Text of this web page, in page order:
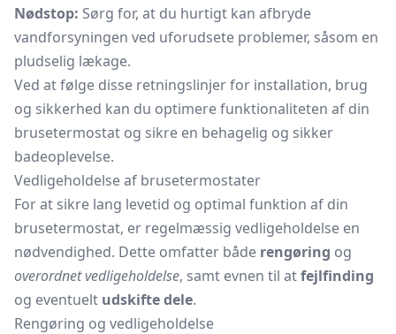
Nødstop: Sørg for, at du hurtigt kan afbryde
vandforsyningen ved uforudsete problemer, såsom en
pludselig lækage.
Ved at følge disse retningslinjer for installation, brug
og sikkerhed kan du optimere funktionaliteten af din
brusetermostat og sikre en behagelig og sikker
badeoplevelse.
Vedligeholdelse af brusetermostater
For at sikre lang levetid og optimal funktion af din
brusetermostat, er regelmæssig vedligeholdelse en
nødvendighed. Dette omfatter både rengøring og
overordnet vedligeholdelse, samt evnen til atfejlfinding
og eventuelt udskifte dele.
Rengøring og vedligeholdelse